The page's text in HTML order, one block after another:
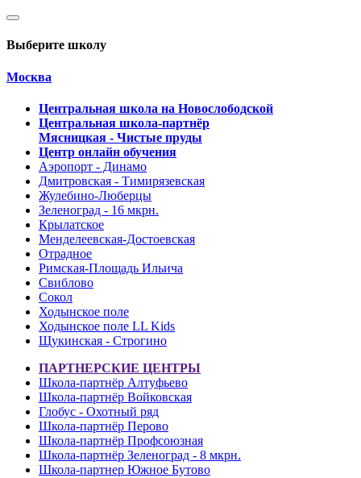
Выберите школу
Москва
Центральная школа на Новослободской
Центральная школа-партнёр
Мясницкая - Чистые пруды
Центр онлайн обучения
Аэропорт - Динамо
Дмитровская - Тимирязевская
Жулебино-Люберцы
Зеленоград - 16 мкрн.
Крылатское
Менделеевская-Достоевская
Отрадное
Римская-Площадь Ильича
Свиблово
Сокол
Ходынское поле
Ходынское поле LL Kids
Щукинская - Строгино
ПАРТНЕРСКИЕ ЦЕНТРЫ
Школа-партнёр Алтуфьево
Школа-партнёр Войковская
Глобус - Охотный ряд
Школа-партнёр Перово
Школа-партнёр Профсоюзная
Школа-партнёр Зеленоград - 8 мкрн.
Школа-партнер Южное Бутово